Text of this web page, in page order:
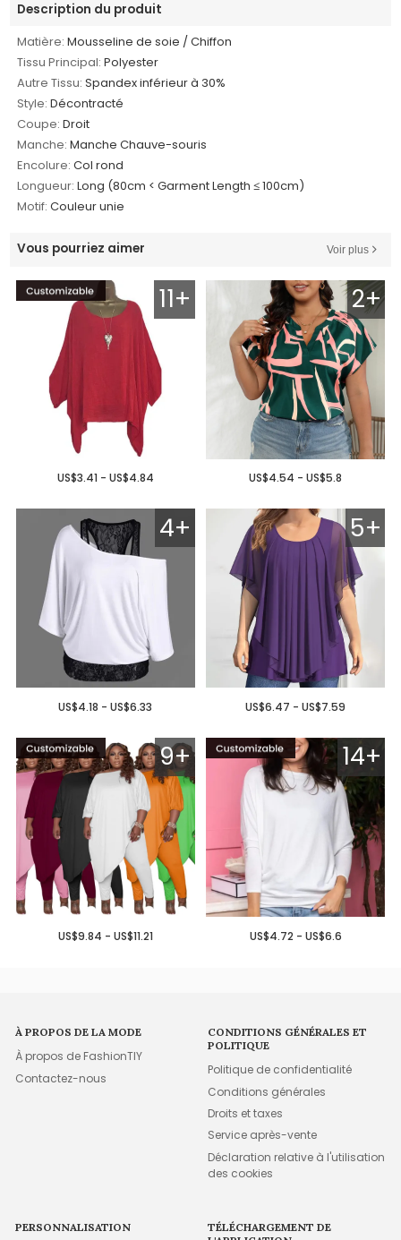
Description du produit
Matière: Mousseline de soie / Chiffon
Tissu Principal: Polyester
Autre Tissu: Spandex inférieur à 30%
Style: Décontracté
Coupe: Droit
Manche: Manche Chauve-souris
Encolure: Col rond
Longueur: Long (80cm < Garment Length ≤ 100cm)
Motif: Couleur unie
Vous pourriez aimer Voir plus
11+
US$3.41 - US$4.84
2+
US$4.54 - US$5.8
4+
US$4.18 - US$6.33
5+
US$6.47 - US$7.59
9+
US$9.84 - US$11.21
14+
US$4.72 - US$6.6
À PROPOS DE LA MODE
À propos de FashionTIY
Contactez-nous
CONDITIONS GÉNÉRALES ET
POLITIQUE
Politique de confidentialité
Conditions générales
Droits et taxes
Service après-vente
Déclaration relative à l'utilisation
des cookies
PERSONNALISATION
TÉLÉCHARGEMENT DE